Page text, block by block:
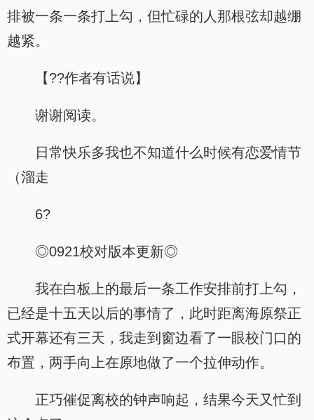
排被一条一条打上勾，但忙碌的人那根弦却越绷
越紧。
【??作者有话说】
谢谢阅读。
日常快乐多我也不知道什么时候有恋爱情节
（溜走
6?
◎0921校对版本更新◎
我在白板上的最后一条工作安排前打上勾，
已经是十五天以后的事情了，此时距离海原祭正
式开幕还有三天，我走到窗边看了一眼校门口的
布置，两手向上在原地做了一个拉伸动作。
正巧催促离校的钟声响起，结果今天又忙到